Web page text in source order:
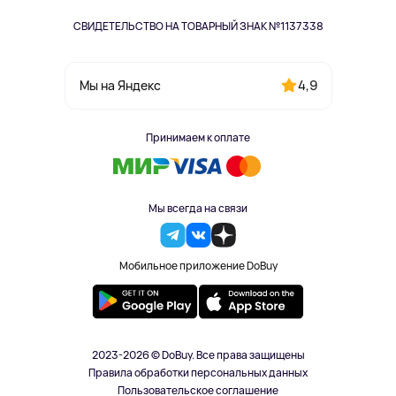
СВИДЕТЕЛЬСТВО НА ТОВАРНЫЙ ЗНАК №1137338
Мы на Яндекс 4,9
Принимаем к оплате
Мы всегда на связи
Мобильное приложение DoBuy
2023-2026 © DoBuy. Все права защищены
Правила обработки персональных данных
Пользовательское соглашение